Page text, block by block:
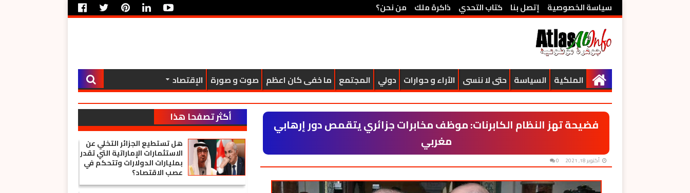
سياسة الخصوصية إتصل بنا كتاب التحدي ذاكرة ملك من نحن؟
الملكية السياسة حتى لا ننسى الآراء و حوارات دولي المجتمع ما خفى كان اعظم صوت و صورة الإقتصاد
فضيحة تهز النظام الكابرنات: موظف مخابرات جزائري يتقمص دور إرهابي
مغربي
أكتوبر 18, 2021 0
أكثر تصفحا هذا
الأسبوع
هل تستطيع الجزائر التخلي عن
الاستثمارات الإماراتية التي تقدر
بمليارات الدولارات وتتحكم في
عصب الاقتصاد؟